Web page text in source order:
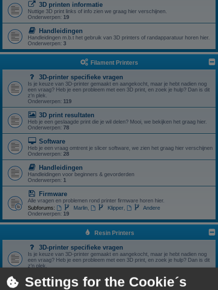
3D printen informatie
Nuttige 3D print links of info zien we graag hier verschijnen.
Onderwerpen: 19
Handleidingen
Handleidingen m.b.t het gebruik van 3D printers of randapparatuur horen hier.
Onderwerpen: 3
Filament Printers
3D-printer specifieke vragen
Is je keuze van 3D-printer gemaakt en aangekocht, maar je hebt nadien nog
een vraag? Heb je een probleem met een 3D print, en zoek je hulp? Dan is dit
z'n plek.
Onderwerpen: 119
3D print resultaten
Heb je een geslaagde print die je wil delen? Mooi, we bekijken het graag hier.
Onderwerpen: 78
Software
Heb je een vraag omtrent je slicer software, we zien het graag hier verschijnen
Onderwerpen: 28
Handleidingen
Handleidingen voor beginners & gevorderden
Onderwerpen: 1
Firmware
Alle vragen en problemen rond printer firmware horen hier.
Subforums:
Marlin Klipper
Andere
Onderwerpen: 19
Resin Printers
3D-printer specifieke vragen
Is je keuze van 3D-printer gemaakt en aangekocht, maar je hebt nadien nog
een vraag? Heb je een probleem met een 3D print, en zoek je hulp? Dan is dit
z'n plek.
3D print resultaten
Settings for the Cookie´s